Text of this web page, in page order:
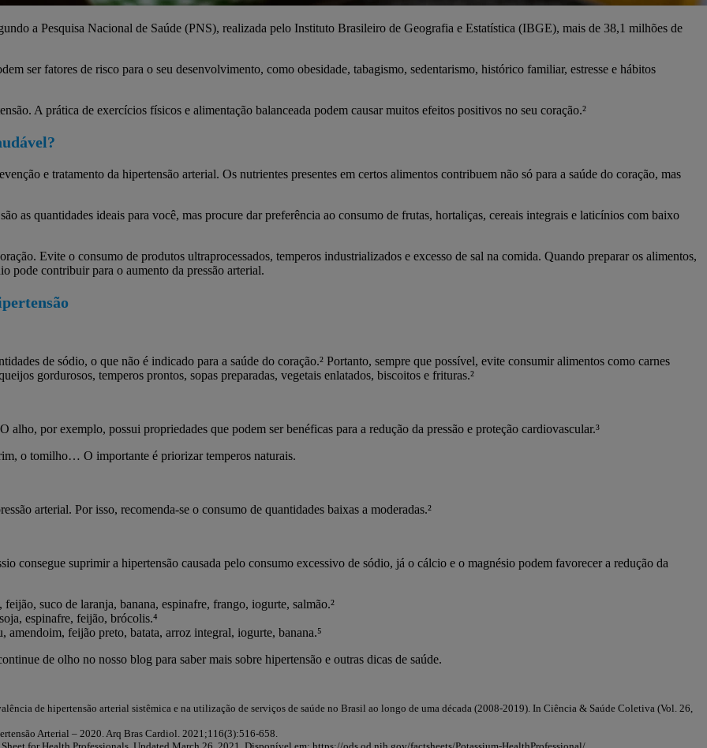
a Pesquisa Nacional de Saúde (PNS), realizada pelo Instituto Brasileiro de Geografia e Estatística (IBGE), mais de 38,1 milhões de
ser fatores de risco para o seu desenvolvimento, como obesidade, tabagismo, sedentarismo, histórico familiar, estresse e hábitos
A prática de exercícios físicos e alimentação balanceada podem causar muitos efeitos positivos no seu coração.²
e tratamento da hipertensão arterial. Os nutrientes presentes em certos alimentos contribuem não só para a saúde do coração, mas
as quantidades ideais para você, mas procure dar preferência ao consumo de frutas, hortaliças, cereais integrais e laticínios com baixo
Evite o consumo de produtos ultraprocessados, temperos industrializados e excesso de sal na comida. Quando preparar os alimentos,
pode contribuir para o aumento da pressão arterial.
de sódio, o que não é indicado para a saúde do coração.² Portanto, sempre que possível, evite consumir alimentos como carnes
gordurosos, temperos prontos, sopas preparadas, vegetais enlatados, biscoitos e frituras.²
alho, por exemplo, possui propriedades que podem ser benéficas para a redução da pressão e proteção cardiovascular.³
o tomilho… O importante é priorizar temperos naturais.
arterial. Por isso, recomenda-se o consumo de quantidades baixas a moderadas.²
consegue suprimir a hipertensão causada pelo consumo excessivo de sódio, já o cálcio e o magnésio podem favorecer a redução da
suco de laranja, banana, espinafre, frango, iogurte, salmão.²
espinafre, feijão, brócolis.⁴
amendoim, feijão preto, batata, arroz integral, iogurte, banana.⁵
de olho no nosso blog para saber mais sobre hipertensão e outras dicas de saúde.
de hipertensão arterial sistêmica e na utilização de serviços de saúde no Brasil ao longo de uma década (2008-2019). In Ciência & Saúde Coletiva (Vol. 26,
Arterial – 2020. Arq Bras Cardiol. 2021;116(3):516-658.